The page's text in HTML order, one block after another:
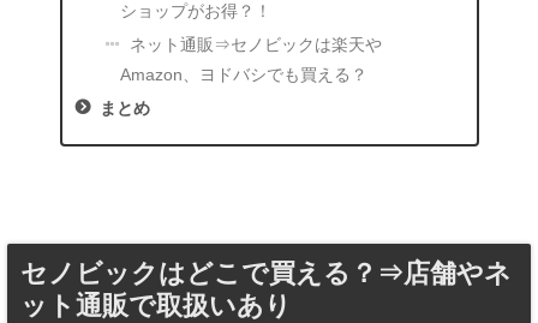
ショップがお得？！
ネット通販⇒セノビックは楽天や
Amazon、ヨドバシでも買える？
まとめ
セノビックはどこで買える？⇒店舗やネ
ット通販で取扱いあり